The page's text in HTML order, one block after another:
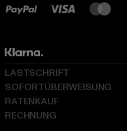
LASTSCHRIFT
SOFORTÜBERWEISUNG
RATENKAUF
RECHNUNG